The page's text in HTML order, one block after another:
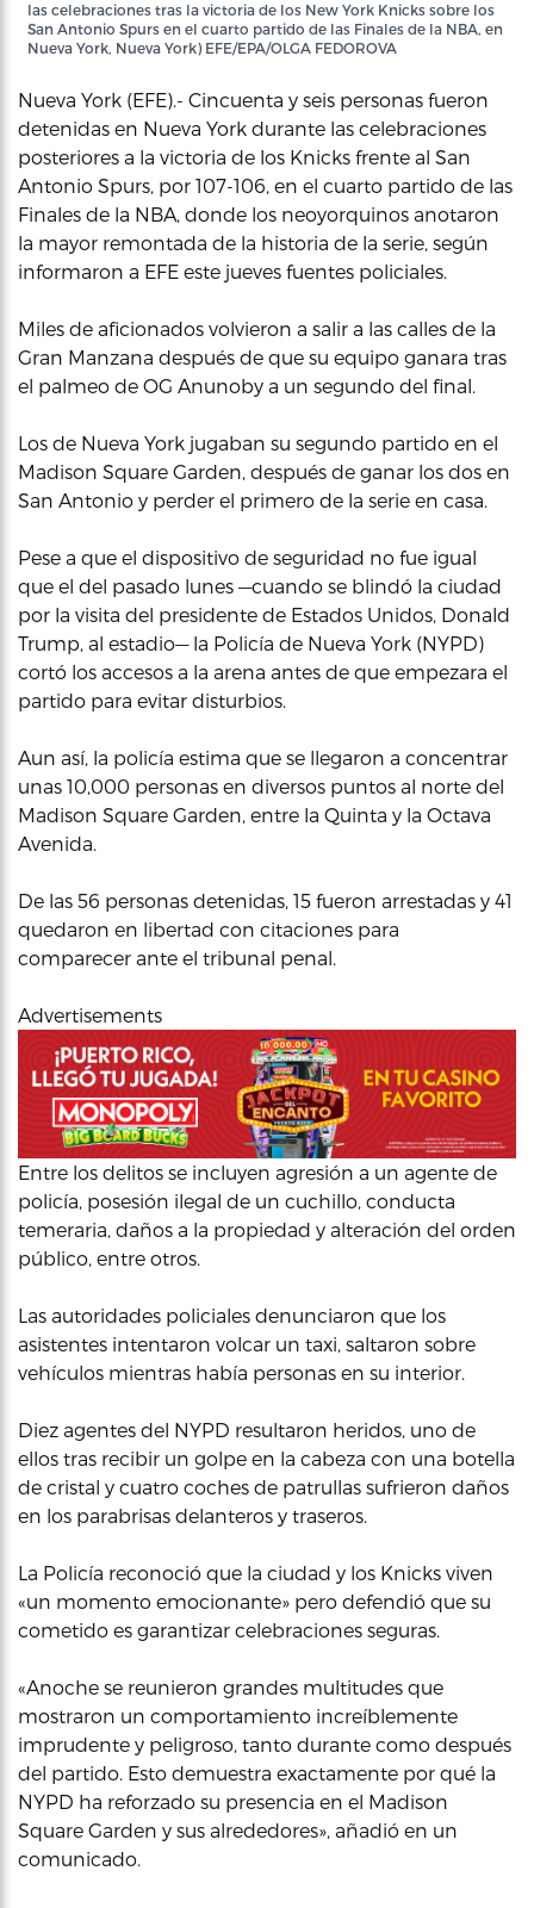
las celebraciones tras la victoria de los New York Knicks sobre los
San Antonio Spurs en el cuarto partido de las Finales de la NBA, en
Nueva York, Nueva York) EFE/EPA/OLGA FEDOROVA
Nueva York (EFE).- Cincuenta y seis personas fueron
detenidas en Nueva York durante las celebraciones
posteriores a la victoria de los Knicks frente al San
Antonio Spurs, por 107-106, en el cuarto partido de las
Finales de la NBA, donde los neoyorquinos anotaron
la mayor remontada de la historia de la serie, según
informaron a EFE este jueves fuentes policiales.
Miles de aficionados volvieron a salir a las calles de la
Gran Manzana después de que su equipo ganara tras
el palmeo de OG Anunoby a un segundo del final.
Los de Nueva York jugaban su segundo partido en el
Madison Square Garden, después de ganar los dos en
San Antonio y perder el primero de la serie en casa.
Pese a que el dispositivo de seguridad no fue igual
que el del pasado lunes —cuando se blindó la ciudad
por la visita del presidente de Estados Unidos, Donald
Trump, al estadio— la Policía de Nueva York (NYPD)
cortó los accesos a la arena antes de que empezara el
partido para evitar disturbios.
Aun así, la policía estima que se llegaron a concentrar
unas 10,000 personas en diversos puntos al norte del
Madison Square Garden, entre la Quinta y la Octava
Avenida.
De las 56 personas detenidas, 15 fueron arrestadas y 41
quedaron en libertad con citaciones para
comparecer ante el tribunal penal.
Advertisements
Entre los delitos se incluyen agresión a un agente de
policía, posesión ilegal de un cuchillo, conducta
temeraria, daños a la propiedad y alteración del orden
público, entre otros.
Las autoridades policiales denunciaron que los
asistentes intentaron volcar un taxi, saltaron sobre
vehículos mientras había personas en su interior.
Diez agentes del NYPD resultaron heridos, uno de
ellos tras recibir un golpe en la cabeza con una botella
de cristal y cuatro coches de patrullas sufrieron daños
en los parabrisas delanteros y traseros.
La Policía reconoció que la ciudad y los Knicks viven
«un momento emocionante» pero defendió que su
cometido es garantizar celebraciones seguras.
«Anoche se reunieron grandes multitudes que
mostraron un comportamiento increíblemente
imprudente y peligroso, tanto durante como después
del partido. Esto demuestra exactamente por qué la
NYPD ha reforzado su presencia en el Madison
Square Garden y sus alrededores», añadió en un
comunicado.